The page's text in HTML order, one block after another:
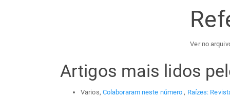
Ver no
Artigos mais lidos
Varios, Colaboraram neste número, Raízes: